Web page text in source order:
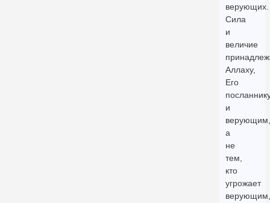
верующих.
Сила
и
величие
Аллаху,
Его
и
верующим,
а
не
тем,
кто
угрожает
верующим,